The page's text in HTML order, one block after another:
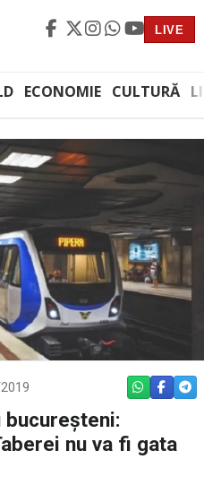
LIVE
ECONOMIE CULTURĂ
WHATSAPP
nu va fi gata